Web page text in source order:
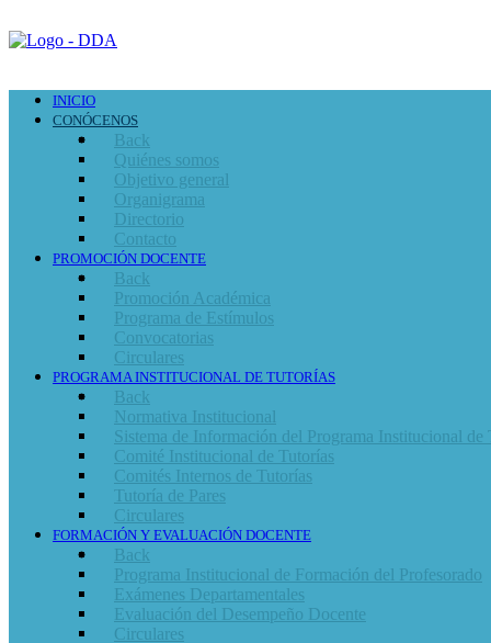
INICIO
CONÓCENOS
Back
Quiénes somos
Objetivo general
Organigrama
Directorio
Contacto
PROMOCIÓN DOCENTE
Back
Promoción Académica
Programa de Estímulos
Convocatorias
Circulares
PROGRAMA INSTITUCIONAL DE TUTORÍAS
Back
Normativa Institucional
Sistema de Información del Programa Institucional de
Comité Institucional de Tutorías
Comités Internos de Tutorías
Tutoría de Pares
Circulares
FORMACIÓN Y EVALUACIÓN DOCENTE
Back
Programa Institucional de Formación del Profesorado
Exámenes Departamentales
Evaluación del Desempeño Docente
Circulares